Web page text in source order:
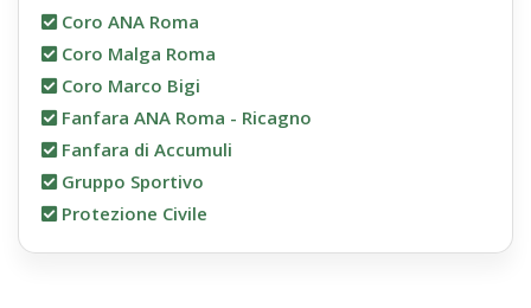
Coro ANA Roma
Coro Malga Roma
Coro Marco Bigi
Fanfara ANA Roma - Ricagno
Fanfara di Accumuli
Gruppo Sportivo
Protezione Civile